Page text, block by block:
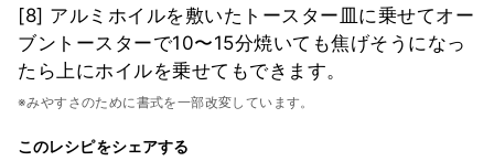
[8] アルミホイルを敷いたトースター皿に乗せてオー
ブントースターで10〜15分焼いても焦げそうになっ
たら上にホイルを乗せてもできます。
※みやすさのために書式を一部改変しています。
このレシピをシェアする